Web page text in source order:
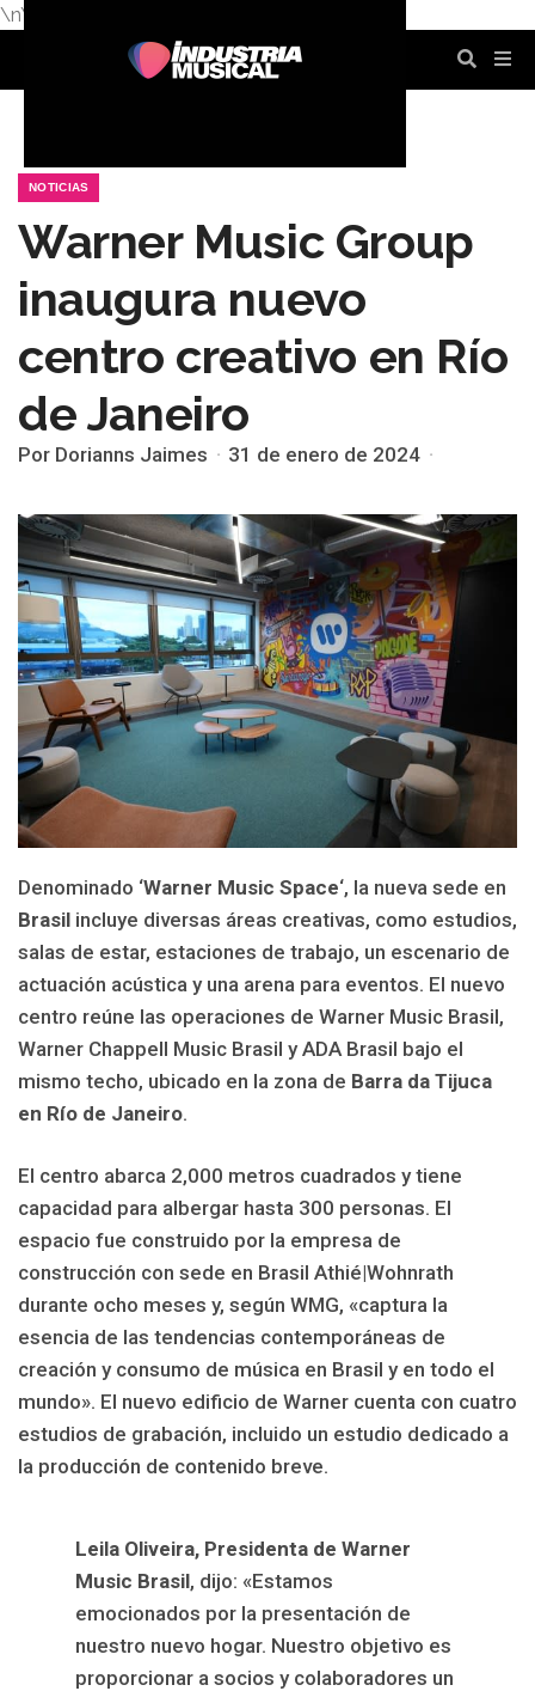
\n\n
NOTICIAS
Warner Music Group
inaugura nuevo
centro creativo en Río
de Janeiro
Por Dorianns Jaimes 31 de enero de 2024
Denominado ‘Warner Music Space‘, la nueva sede en
Brasil incluye diversas áreas creativas, como estudios,
salas de estar, estaciones de trabajo, un escenario de
actuación acústica y una arena para eventos. El nuevo
centro reúne las operaciones de Warner Music Brasil,
Warner Chappell Music Brasil y ADA Brasil bajo el
mismo techo, ubicado en la zona de Barra da Tijuca
en Río de Janeiro.
El centro abarca 2,000 metros cuadrados y tiene
capacidad para albergar hasta 300 personas. El
espacio fue construido por la empresa de
construcción con sede en Brasil Athié|Wohnrath
durante ocho meses y, según WMG, «captura la
esencia de las tendencias contemporáneas de
creación y consumo de música en Brasil y en todo el
mundo». El nuevo edificio de Warner cuenta con cuatro
estudios de grabación, incluido un estudio dedicado a
la producción de contenido breve.
Leila Oliveira, Presidenta de Warner
Music Brasil, dijo: «Estamos
emocionados por la presentación de
nuestro nuevo hogar. Nuestro objetivo es
proporcionar a socios y colaboradores un